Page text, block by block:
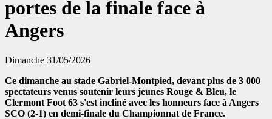
portes de la finale face à
Angers
Dimanche 31/05/2026
Ce dimanche au stade Gabriel-Montpied, devant plus de 3 000
spectateurs venus soutenir leurs jeunes Rouge & Bleu, le
Clermont Foot 63 s'est incliné avec les honneurs face à Angers
SCO (2-1) en demi-finale du Championnat de France.